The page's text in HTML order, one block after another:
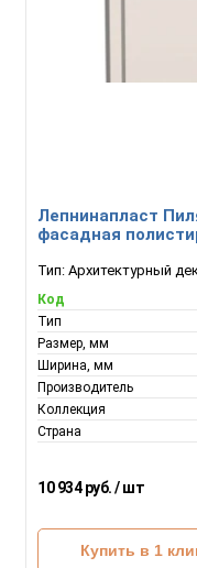
Лепнинапласт
фасадная
Тип: Архитектурный
Код
Тип
Размер, мм
Ширина, мм
Производитель
Коллекция
Страна
10 934 руб. / шт
Купить в 1